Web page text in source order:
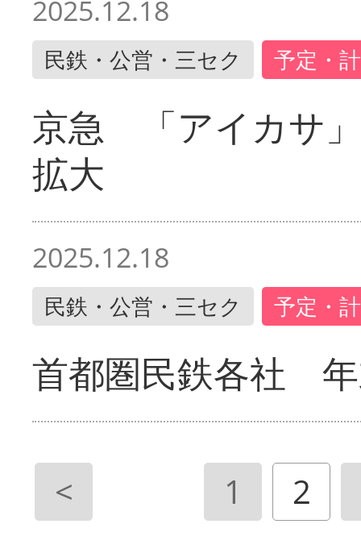
2025.12.18
民鉄・公営・三セク 予定・
京急 「アイカサ
拡大
2025.12.18
民鉄・公営・三セク 予定・
首都圏民鉄各社
< 1 2